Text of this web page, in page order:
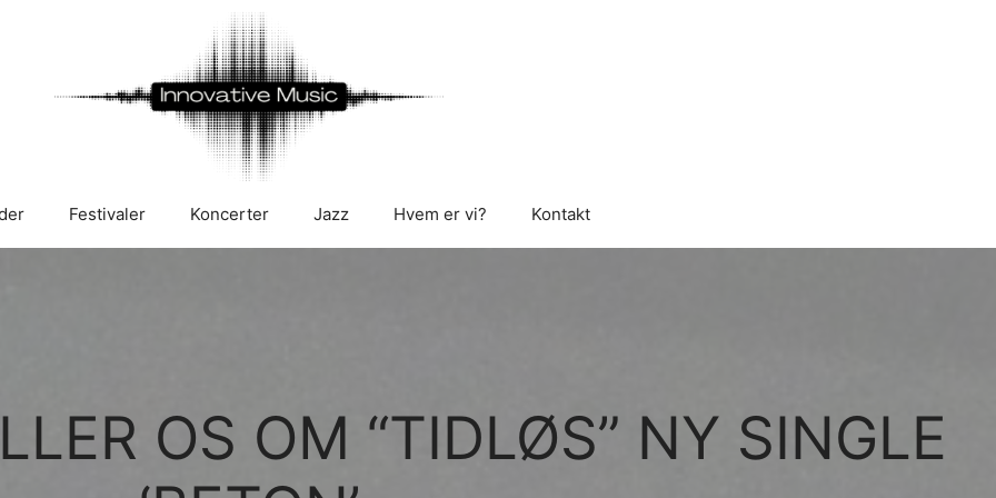
Festivaler Koncerter Jazz Hvem er vi? Kontakt
OS OM “TIDLØS” NY SINGLE